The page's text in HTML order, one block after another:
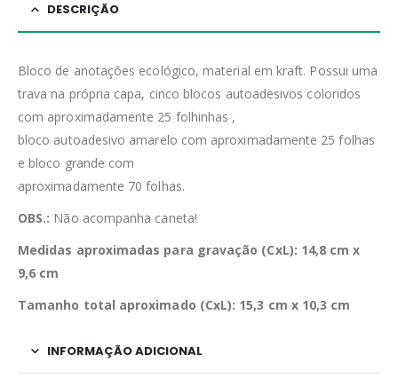
DESCRIÇÃO
Bloco de anotações ecológico, material em kraft. Possui uma
trava na própria capa, cinco blocos autoadesivos coloridos
com aproximadamente 25 folhinhas ,
bloco autoadesivo amarelo com aproximadamente 25 folhas
e bloco grande com
aproximadamente 70 folhas.
OBS.: Não acompanha caneta!
Medidas aproximadas para gravação (CxL): 14,8 cm x
9,6 cm
Tamanho total aproximado (CxL): 15,3 cm x 10,3 cm
INFORMAÇÃO ADICIONAL